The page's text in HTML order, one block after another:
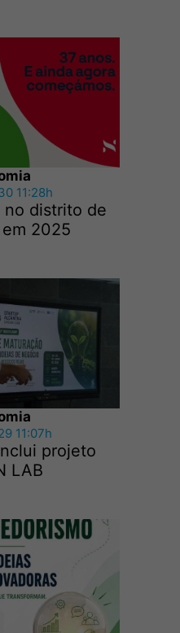
11:28h
no distrito de
2025
11:07h
projeto
LAB